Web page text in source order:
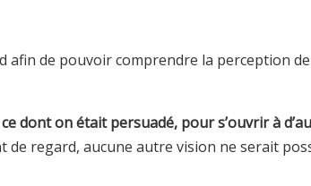
de pouvoir comprendre la perception de
dont on était persuadé, pour s’ouvrir à
de regard, aucune autre vision ne serait